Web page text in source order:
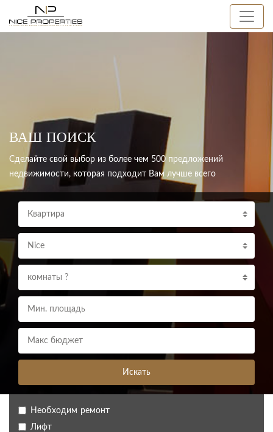
ВАШ ПОИСК
Сделайте свой выбор из более чем 500 предложений
недвижимости, которая подходит Вам лучше всего
Квартира
Nice
комнаты ?
Искать
Необходим ремонт
Лифт